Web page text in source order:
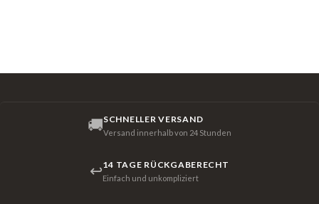
🚚SCHNELLER VERSAND
Versand innerhalb von 24 Stunden
↩14 TAGE RÜCKGABERECHT
Einfach und unkompliziert